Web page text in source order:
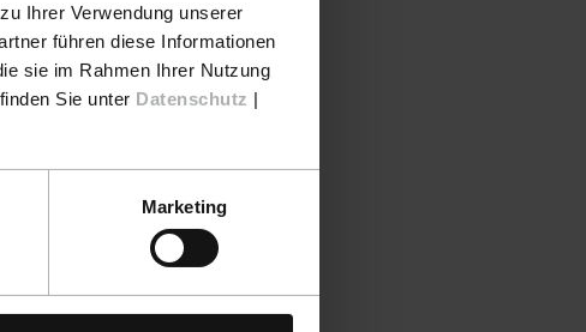
Ihrer Verwendung unserer
führen diese Informationen
sie im Rahmen Ihrer Nutzung
Sie unter Datenschutz |
Marketing